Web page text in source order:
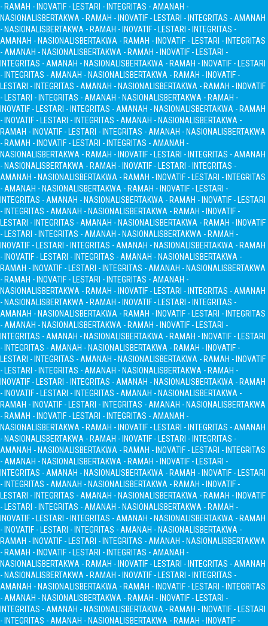
- RAMAH - INOVATIF - LESTARI - INTEGRITAS - AMANAH -
NASIONALISBERTAKWA - RAMAH - INOVATIF - LESTARI - INTEGRITAS - AMANAH
- NASIONALISBERTAKWA - RAMAH - INOVATIF - LESTARI - INTEGRITAS -
AMANAH - NASIONALISBERTAKWA - RAMAH - INOVATIF - LESTARI - INTEGRITAS
- AMANAH - NASIONALISBERTAKWA - RAMAH - INOVATIF - LESTARI -
INTEGRITAS - AMANAH - NASIONALISBERTAKWA - RAMAH - INOVATIF - LESTARI
- INTEGRITAS - AMANAH - NASIONALISBERTAKWA - RAMAH - INOVATIF -
LESTARI - INTEGRITAS - AMANAH - NASIONALISBERTAKWA - RAMAH - INOVATIF
- LESTARI - INTEGRITAS - AMANAH - NASIONALISBERTAKWA - RAMAH -
INOVATIF - LESTARI - INTEGRITAS - AMANAH - NASIONALISBERTAKWA - RAMAH
- INOVATIF - LESTARI - INTEGRITAS - AMANAH - NASIONALISBERTAKWA -
RAMAH - INOVATIF - LESTARI - INTEGRITAS - AMANAH - NASIONALISBERTAKWA
- RAMAH - INOVATIF - LESTARI - INTEGRITAS - AMANAH -
NASIONALISBERTAKWA - RAMAH - INOVATIF - LESTARI - INTEGRITAS - AMANAH
- NASIONALISBERTAKWA - RAMAH - INOVATIF - LESTARI - INTEGRITAS -
AMANAH - NASIONALISBERTAKWA - RAMAH - INOVATIF - LESTARI - INTEGRITAS
- AMANAH - NASIONALISBERTAKWA - RAMAH - INOVATIF - LESTARI -
INTEGRITAS - AMANAH - NASIONALISBERTAKWA - RAMAH - INOVATIF - LESTARI
- INTEGRITAS - AMANAH - NASIONALISBERTAKWA - RAMAH - INOVATIF -
LESTARI - INTEGRITAS - AMANAH - NASIONALISBERTAKWA - RAMAH - INOVATIF
- LESTARI - INTEGRITAS - AMANAH - NASIONALISBERTAKWA - RAMAH -
INOVATIF - LESTARI - INTEGRITAS - AMANAH - NASIONALISBERTAKWA - RAMAH
- INOVATIF - LESTARI - INTEGRITAS - AMANAH - NASIONALISBERTAKWA -
RAMAH - INOVATIF - LESTARI - INTEGRITAS - AMANAH - NASIONALISBERTAKWA
- RAMAH - INOVATIF - LESTARI - INTEGRITAS - AMANAH -
NASIONALISBERTAKWA - RAMAH - INOVATIF - LESTARI - INTEGRITAS - AMANAH
- NASIONALISBERTAKWA - RAMAH - INOVATIF - LESTARI - INTEGRITAS -
AMANAH - NASIONALISBERTAKWA - RAMAH - INOVATIF - LESTARI - INTEGRITAS
- AMANAH - NASIONALISBERTAKWA - RAMAH - INOVATIF - LESTARI -
INTEGRITAS - AMANAH - NASIONALISBERTAKWA - RAMAH - INOVATIF - LESTARI
- INTEGRITAS - AMANAH - NASIONALISBERTAKWA - RAMAH - INOVATIF -
LESTARI - INTEGRITAS - AMANAH - NASIONALISBERTAKWA - RAMAH - INOVATIF
- LESTARI - INTEGRITAS - AMANAH - NASIONALISBERTAKWA - RAMAH -
INOVATIF - LESTARI - INTEGRITAS - AMANAH - NASIONALISBERTAKWA - RAMAH
- INOVATIF - LESTARI - INTEGRITAS - AMANAH - NASIONALISBERTAKWA -
RAMAH - INOVATIF - LESTARI - INTEGRITAS - AMANAH - NASIONALISBERTAKWA
- RAMAH - INOVATIF - LESTARI - INTEGRITAS - AMANAH -
NASIONALISBERTAKWA - RAMAH - INOVATIF - LESTARI - INTEGRITAS - AMANAH
- NASIONALISBERTAKWA - RAMAH - INOVATIF - LESTARI - INTEGRITAS -
AMANAH - NASIONALISBERTAKWA - RAMAH - INOVATIF - LESTARI - INTEGRITAS
- AMANAH - NASIONALISBERTAKWA - RAMAH - INOVATIF - LESTARI -
INTEGRITAS - AMANAH - NASIONALISBERTAKWA - RAMAH - INOVATIF - LESTARI
- INTEGRITAS - AMANAH - NASIONALISBERTAKWA - RAMAH - INOVATIF -
LESTARI - INTEGRITAS - AMANAH - NASIONALISBERTAKWA - RAMAH - INOVATIF
- LESTARI - INTEGRITAS - AMANAH - NASIONALISBERTAKWA - RAMAH -
INOVATIF - LESTARI - INTEGRITAS - AMANAH - NASIONALISBERTAKWA - RAMAH
- INOVATIF - LESTARI - INTEGRITAS - AMANAH - NASIONALISBERTAKWA -
RAMAH - INOVATIF - LESTARI - INTEGRITAS - AMANAH - NASIONALISBERTAKWA
- RAMAH - INOVATIF - LESTARI - INTEGRITAS - AMANAH -
NASIONALISBERTAKWA - RAMAH - INOVATIF - LESTARI - INTEGRITAS - AMANAH
- NASIONALISBERTAKWA - RAMAH - INOVATIF - LESTARI - INTEGRITAS -
AMANAH - NASIONALISBERTAKWA - RAMAH - INOVATIF - LESTARI - INTEGRITAS
- AMANAH - NASIONALISBERTAKWA - RAMAH - INOVATIF - LESTARI -
INTEGRITAS - AMANAH - NASIONALISBERTAKWA - RAMAH - INOVATIF - LESTARI
- INTEGRITAS - AMANAH - NASIONALISBERTAKWA - RAMAH - INOVATIF -